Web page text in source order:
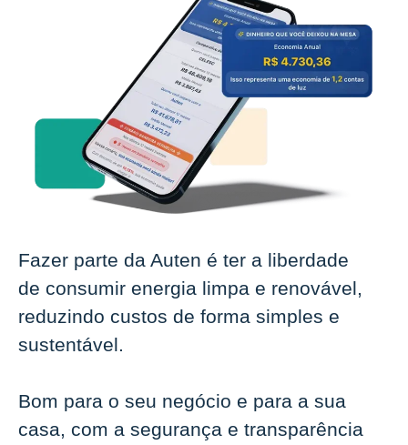
Fazer parte da Auten é ter a liberdade
de consumir energia limpa e renovável,
reduzindo custos de forma simples e
sustentável.
Bom para o seu negócio e para a sua
casa, com a segurança e transparência